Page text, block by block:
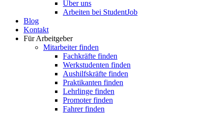
Über uns
Arbeiten bei StudentJob
Blog
Kontakt
Für Arbeitgeber
Mitarbeiter finden
Fachkräfte finden
Werkstudenten finden
Aushilfskräfte finden
Praktikanten finden
Lehrlinge finden
Promoter finden
Fahrer finden